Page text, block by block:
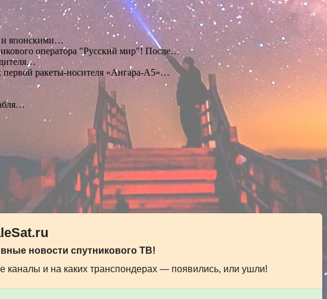
и японскими…
оператора "Русский мир"! После…
первой ракеты-носителя «Ангара-А5»…
новости спутникового ТВ!
каналы и на каких транспондерах — появились, или ушли!